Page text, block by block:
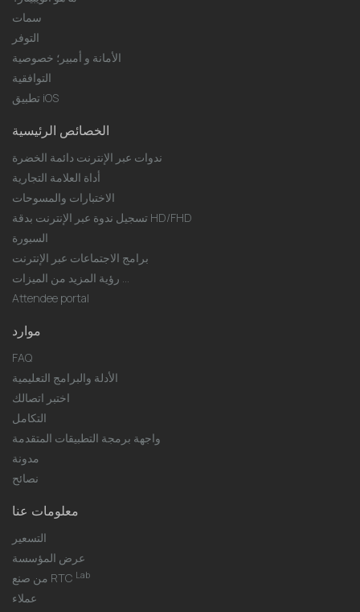
سمات
التوفر
الأمانة و أمبير؛ خصوصية
التوافقية
تطبيق iOS
الخصائص الرئيسية
ندوات عبر الإنترنت دائمة الخضرة
أداة العلامة التجارية
الاختبارات والمسوحات
تسجيل ندوة عبر الإنترنت بدقة HD/FHD
السبورة
برامج الاجتماعات عبر الإنترنت
رؤية المزيد من الميزات ...
Attendee portal
موارد
FAQ
الأدلة والبرامج التعليمية
اختبر اتصالك
التكامل
واجهة برمجة التطبيقات المتقدمة
مدونة
نصائح
معلومات عنا
التسعير
عرض المؤسسة
من صنع RTC Lab
عملاء